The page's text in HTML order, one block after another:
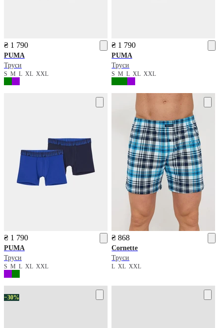
₴ 1 790
PUMA
Труси
S M L XL XXL
₴ 1 790
PUMA
Труси
SMLXLXXL
₴ 1 790
PUMA
Труси
S M L XL XXL
₴ 868
Cornette
Труси
LXLXXL
−30%